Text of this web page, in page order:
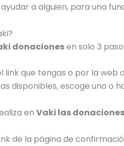
a alguien, para una
donacionesen solo 3
link que tengas o por la web
disponibles, escoge uno o
en Vaki las donaciones
de la página de